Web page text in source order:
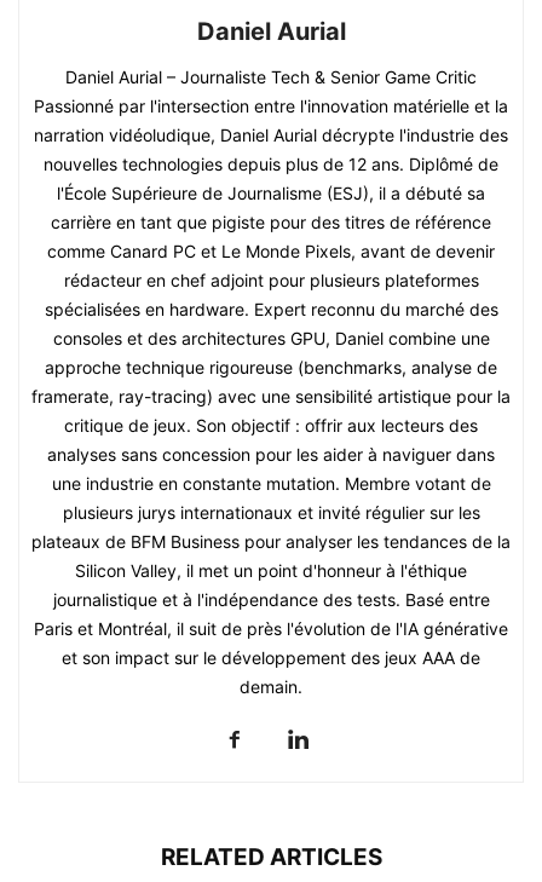
Daniel Aurial
Daniel Aurial – Journaliste Tech & Senior Game Critic
Passionné par l'intersection entre l'innovation matérielle et la
narration vidéoludique, Daniel Aurial décrypte l'industrie des
nouvelles technologies depuis plus de 12 ans. Diplômé de
l'École Supérieure de Journalisme (ESJ), il a débuté sa
carrière en tant que pigiste pour des titres de référence
comme Canard PC et Le Monde Pixels, avant de devenir
rédacteur en chef adjoint pour plusieurs plateformes
spécialisées en hardware. Expert reconnu du marché des
consoles et des architectures GPU, Daniel combine une
approche technique rigoureuse (benchmarks, analyse de
framerate, ray-tracing) avec une sensibilité artistique pour la
critique de jeux. Son objectif : offrir aux lecteurs des
analyses sans concession pour les aider à naviguer dans
une industrie en constante mutation. Membre votant de
plusieurs jurys internationaux et invité régulier sur les
plateaux de BFM Business pour analyser les tendances de la
Silicon Valley, il met un point d'honneur à l'éthique
journalistique et à l'indépendance des tests. Basé entre
Paris et Montréal, il suit de près l'évolution de l'IA générative
et son impact sur le développement des jeux AAA de
demain.
RELATED ARTICLES